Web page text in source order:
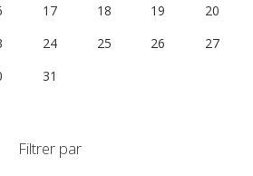
17 18 19
20
24 25 26
27
31
Filtrer par